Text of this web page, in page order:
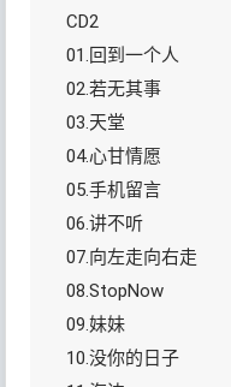
CD2
01.回到一个人
02.若无其事
03.天堂
04.心甘情愿
05.手机留言
06.讲不听
07.向左走向右走
08.StopNow
09.妹妹
10.没你的日子